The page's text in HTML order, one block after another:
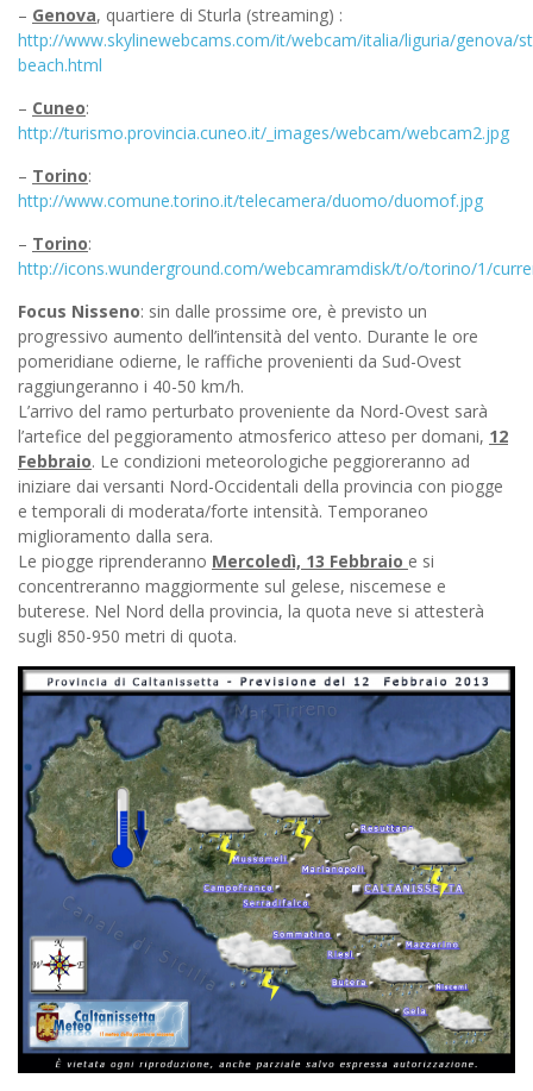
– Genova, quartiere di Sturla (streaming) :
http://www.skylinewebcams.com/it/webcam/italia/liguria/genova/
beach.html
– Cuneo:
http://turismo.provincia.cuneo.it/_images/webcam/webcam2.jpg
– Torino:
http://www.comune.torino.it/telecamera/duomo/duomof.jpg
– Torino:
http://icons.wunderground.com/webcamramdisk/t/o/torino/1/
Focus Nisseno: sin dalle prossime ore, è previsto un
progressivo aumento dell’intensità del vento. Durante le ore
pomeridiane odierne, le raffiche provenienti da Sud-Ovest
raggiungeranno i 40-50 km/h.
L’arrivo del ramo perturbato proveniente da Nord-Ovest sarà
l’artefice del peggioramento atmosferico atteso per domani, 12
Febbraio. Le condizioni meteorologiche peggioreranno ad
iniziare dai versanti Nord-Occidentali della provincia con piogge
e temporali di moderata/forte intensità. Temporaneo
miglioramento dalla sera.
Le piogge riprenderanno Mercoledì, 13 Febbraio e si
concentreranno maggiormente sul gelese, niscemese e
buterese. Nel Nord della provincia, la quota neve si attesterà
sugli 850-950 metri di quota.